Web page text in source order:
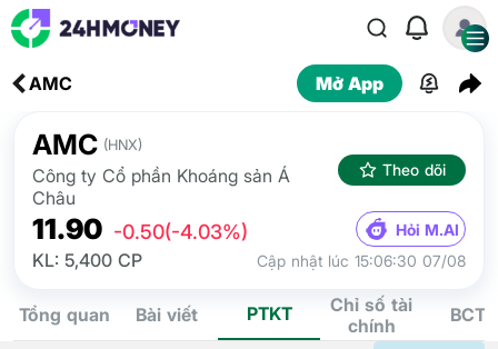
AMC Mở App
AMC (HNX)
Công ty Cổ phần Khoáng sản Á
Châu
Theo dõi
11.90 -0.50(-4.03%) Hỏi M.AI
KL: 5,400 CP Cập nhật lúc 15:06:30 07/08
Tổng quan Bài viết PTKT
Chỉ số tài
chính
BCTC